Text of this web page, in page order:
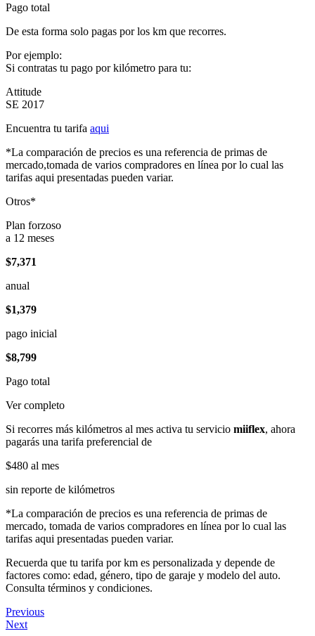
Pago total
De esta forma solo pagas por los km que recorres.
Por ejemplo:
Si contratas tu pago por kilómetro para tu:
Attitude
SE 2017
Encuentra tu tarifa aqui
*La comparación de precios es una referencia de primas de
mercado,tomada de varios compradores en línea por lo cual las
tarifas aqui presentadas pueden variar.
Otros*
Plan forzoso
a 12 meses
$7,371
anual
$1,379
pago inicial
$8,799
Pago total
Ver completo
Si recorres más kilómetros al mes activa tu servicio miiflex, ahora
pagarás una tarifa preferencial de
$480 al mes
sin reporte de kilómetros
*La comparación de precios es una referencia de primas de
mercado, tomada de varios compradores en línea por lo cual las
tarifas aqui presentadas pueden variar.
Recuerda que tu tarifa por km es personalizada y depende de
factores como: edad, género, tipo de garaje y modelo del auto.
Consulta términos y condiciones.
Previous
Next